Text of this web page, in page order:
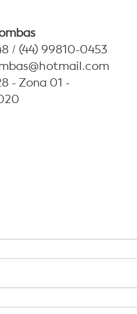
/ (44) 99810-0453
- Zona 01 -